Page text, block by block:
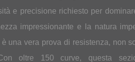
e precisione richiesto per
impressionante e la natura
una vera prova di resistenza, non
oltre 150 curve, questa